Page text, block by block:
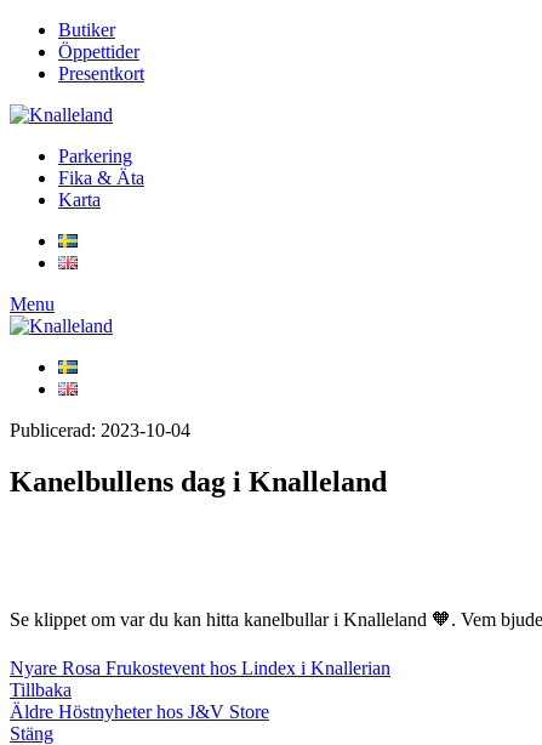
Butiker
Öppettider
Presentkort
Parkering
Fika & Äta
Karta
Menu
Publicerad: 2023-10-04
Kanelbullens dag i Knalleland
Se klippet om var du kan hitta kanelbullar i Knalleland 🧡. Vem
Nyare Rosa Frukostevent hos Lindex i Knallerian
Tillbaka
Äldre Höstnyheter hos J&V Store
Stäng